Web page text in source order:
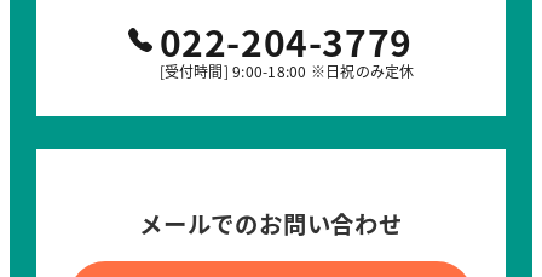
022-204-3779
[受付時間] 9:00-18:00 ※日祝のみ定休
メールでのお問い合わせ